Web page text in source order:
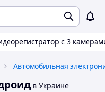
с 3
Автомобильная
в Украине